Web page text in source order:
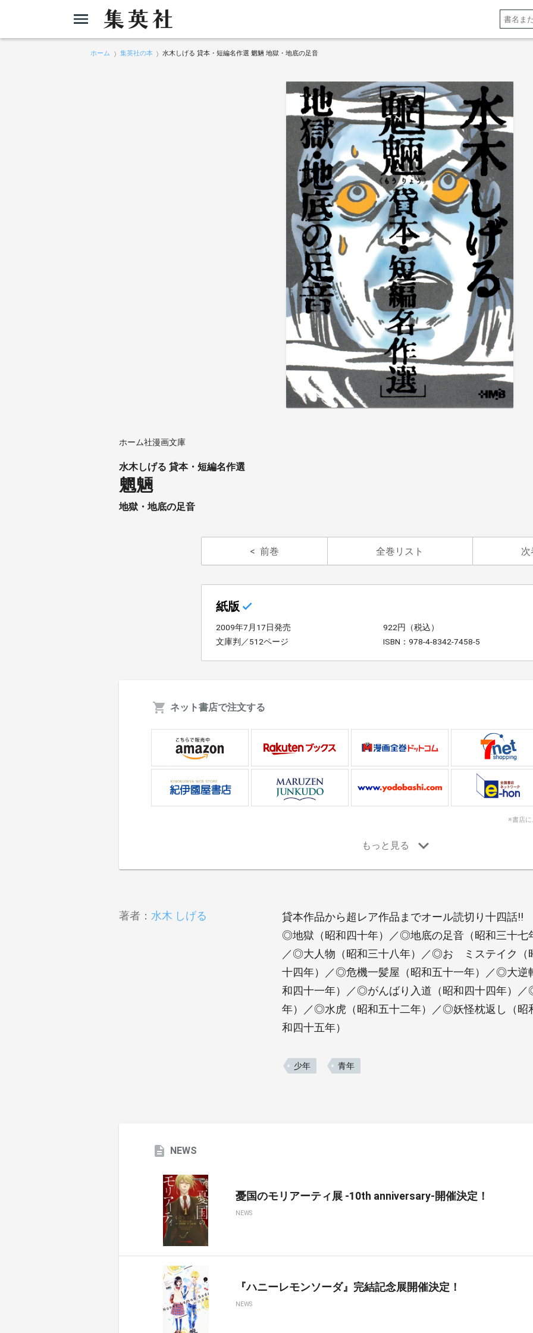
ホーム 集英社の本 水木しげる 貸本・短編名作選 魍魎 地獄・地底の足音
ホーム社漫画文庫
水木しげる 貸本・短編名作選
魍魎
地獄・地底の足音
前巻 全巻リスト 次
紙版
2009年7月17日発売
922円（税込）
文庫判／512ページ
ISBN：978-4-8342-7458-5
ネット書店で注文する
※書店に
著者： 水木 しげる
貸本作品から超レア作品までオール読切り十四話!!
◎地獄（昭和四十年）／◎地底の足音（昭和三十
／◎大人物（昭和三十八年）／◎おゝミステイク
十四年）／◎危機一髪屋（昭和五十一年）／◎大
和四十一年）／◎がんばり入道（昭和四十四年）
年）／◎水虎（昭和五十二年）／◎妖怪枕返し（
和四十五年）
少年 青年
NEWS
憂国のモリアーティ展 -10th anniversary-開催決定！
NEWS
『ハニーレモンソーダ』完結記念展開催決定！
NEWS